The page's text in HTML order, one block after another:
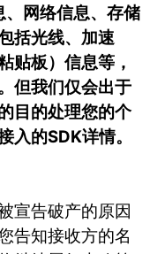
网络信息、存储
括光线、加速
贴板）信息等，
但我们仅会出于
目的处理您的个
入的SDK详情。
宣告破产的原因
告知接收方的名